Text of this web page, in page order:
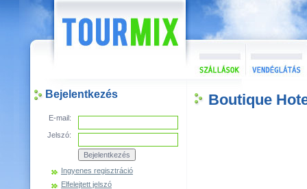
Bejelentkezés
E-mail:
Jelszó:
Ingyenes regisztráció
Elfelejtett jelszó
Boutique